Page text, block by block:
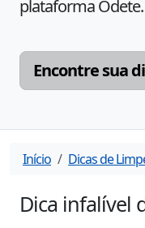
plataforma Odete.
Encontre sua
Início Dicas de
Dica infalível